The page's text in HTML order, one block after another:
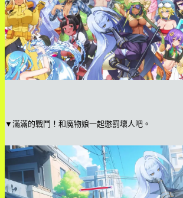
▼滿滿的戰鬥！和魔物娘一起懲罰壞人吧。